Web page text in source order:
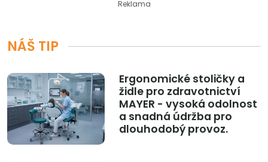
Reklama
NÁŠ TIP
Ergonomické stoličky a
židle pro zdravotnictví
MAYER - vysoká odolnost
a snadná údržba pro
dlouhodobý provoz.